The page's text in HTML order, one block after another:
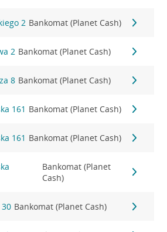
2 Bankomat (Planet Cash)
2 Bankomat (Planet Cash)
8 Bankomat (Planet Cash)
161 Bankomat (Planet Cash)
161 Bankomat (Planet Cash)
Bankomat (Planet
Cash)
30 Bankomat (Planet Cash)